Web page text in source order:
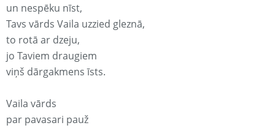
un nespēku nīst,
Tavs vārds Vaila uzzied gleznā,
to rotā ar dzeju,
jo Taviem draugiem
viņš dārgakmens īsts.
Vaila vārds
par pavasari pauž